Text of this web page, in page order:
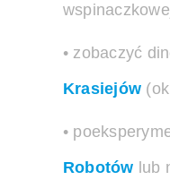
• zobaczyć
Krasiejów
•
Robotów lub